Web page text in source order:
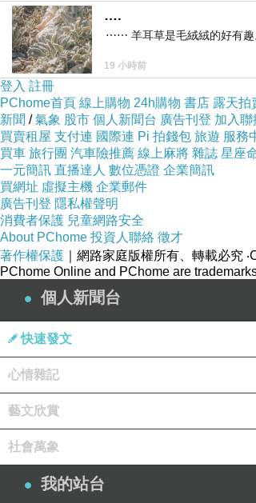
….
⋯⋯ 羊耳草是毛絨絨的好有趣
19 小時前
登入 註冊
PChome首頁 線上購物 24h購物 書店 露天拍
新聞 /氣象 股市 個人新聞台 廣告刊登 加入聯
買賣租屋 支付連 國際連 Pi 拍錢包 旅遊 服務
買車 旅行團 汽車險推薦 線上麻將 雜誌 星座
一元簡訊 直播達人 數位憑證 企業簡訊
買網址 虛擬主機 企業郵件
廣告刊登 隱私權聲明
消費者保護 兒童網路安全
About PChome 投資人聯絡 徵才
著作權保護 ｜網路家庭版權所有、轉載必究
PChome Online and PChome are
個人新聞台
快速發文
心情雜記
藝文欣賞
社會萬象
我的站台